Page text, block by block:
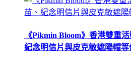
《Pikmin Bloom》香港雙重
紀念明信片與皮克敏遮陽帽等